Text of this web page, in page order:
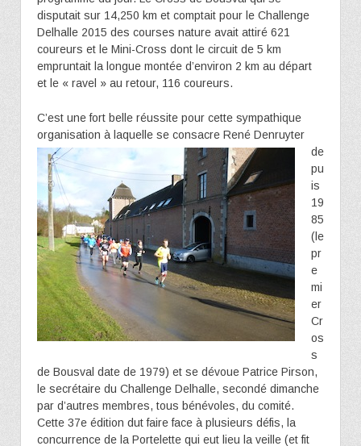
disputait sur 14,250 km et comptait pour le Challenge
Delhalle 2015 des courses nature avait attiré 621
coureurs et le Mini-Cross dont le circuit de 5 km
empruntait la longue montée d’environ 2 km au départ
et le « ravel » au retour, 116 coureurs.
C’est une fort belle réussite pour cette sympathique
organisation à laquelle se consacre René Denruyter
de
pu
is
19
85
(le
pr
e
mi
er
Cr
os
s
de Bousval date de 1979) et se dévoue Patrice Pirson,
le secrétaire du Challenge Delhalle, secondé dimanche
par d’autres membres, tous bénévoles, du comité.
Cette 37e édition dut faire face à plusieurs défis, la
concurrence de la Portelette qui eut lieu la veille (et fit